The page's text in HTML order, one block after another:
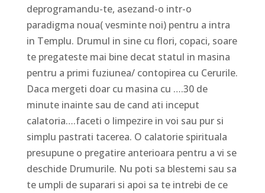
deprogramandu-te, asezand-o intr-o
paradigma noua( vesminte noi) pentru a intra
in Templu. Drumul in sine cu flori, copaci, soare
te pregateste mai bine decat statul in masina
pentru a primi fuziunea/ contopirea cu Cerurile.
Daca mergeti doar cu masina cu ….30 de
minute inainte sau de cand ati inceput
calatoria….faceti o limpezire in voi sau pur si
simplu pastrati tacerea. O calatorie spirituala
presupune o pregatire anterioara pentru a vi se
deschide Drumurile. Nu poti sa blestemi sau sa
te umpli de suparari si apoi sa te intrebi de ce